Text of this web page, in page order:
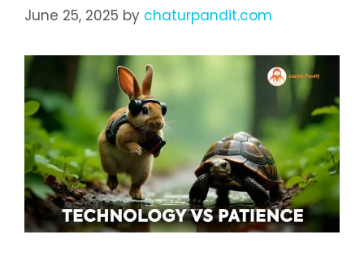
June 25, 2025 by chaturpandit.com